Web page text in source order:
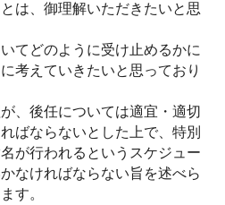
は、御理解いただきたいと思
てどのように受け止めるかに
考えていきたいと思っており
、後任については適宜・適切
ばならないとした上で、特別
が行われるというスケジュー
なければならない旨を述べら
す。